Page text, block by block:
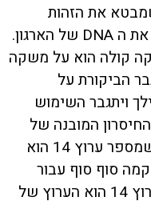
את הזהות
המותגית שלו. סיפור שהולם כמובן את ה DNA של הארגון.
קולה הוא על משקה
הביקורת על
ויתגבר השימוש
המובנה של
המוצר בהיבט הבריאותי). הסיפור שמספר ערוץ 14 הוא
סוף סוף עבור
מצביעי הימין. מבחינה תדמיתית ערוץ 14 הוא הערוץ של